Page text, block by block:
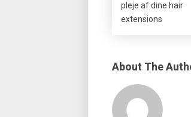
pleje af dine hair
extensions
About The